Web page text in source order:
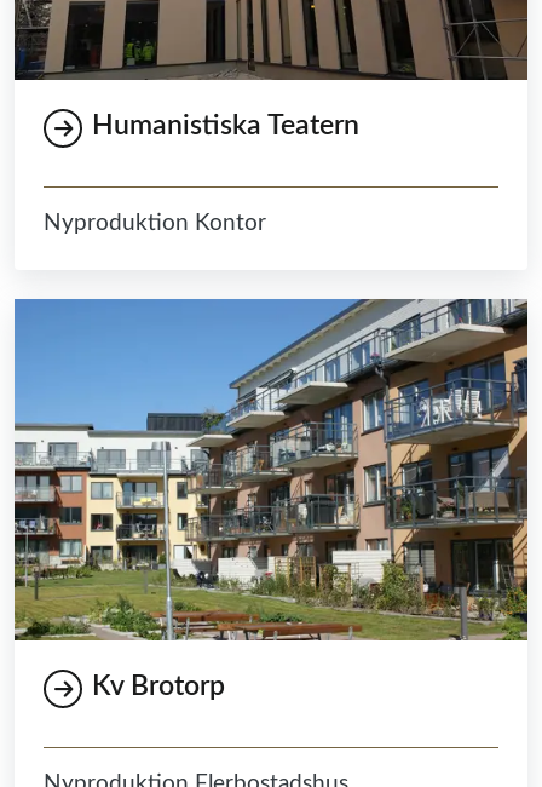
Humanistiska Teatern
Nyproduktion Kontor
Kv Brotorp